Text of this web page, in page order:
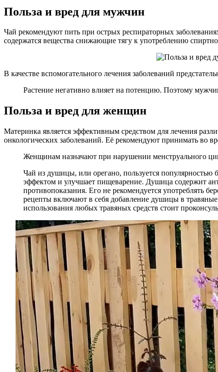
Польза и вред для мужчин
Чай рекомендуют пить при острых респираторных
содержатся вещества снижающие тягу к употреблению
В качестве вспомогательного лечения заболеваний
Растение негативно влияет на потенцию. Поэтому
Польза и вред для женщин
Материнка является эффективным средством для лечения
онкологических заболеваний. Её рекомендуют принимать во
Женщинам назначают при нарушении менструального
Чай из душицы, или орегано, пользуется
эффектом и улучшает пищеварение. Душица содержит
противопоказания. Его не рекомендуется употреблять
рецепты включают в себя добавление душицы в
использования любых травяных средств стоит